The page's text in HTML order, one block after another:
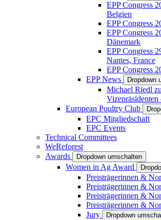
EPP Congress
Belgien
EPP Congress
EPP Congress
Dänemark
EPP Congress
Nantes, France
EPP Congress
EPP News
Dropdown
Michael Riedl
European Poultry Club
EPC Mitgliedschaft
EPC Events
Technical Committees
WeReforest
Awards
Dropdown umschalten
Women in Ag Award
Preisträgerinnen &
Preisträgerinnen &
Preisträgerinnen &
Preisträgerinnen &
Jury
Dropdown